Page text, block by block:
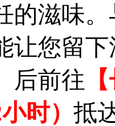
的滋味
让您留
后前往
时） 抵